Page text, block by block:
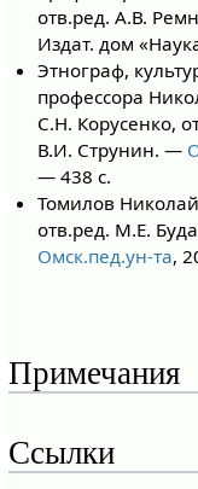
отв.ред. А.В.
Издат. дом
Этнограф,
профессора
С.Н. Корусенко,
В.И. Струнин. —
— 438 с.
Томилов
отв.ред. М.Е.
Омск.пед.ун-та,
Примечания
Ссылки